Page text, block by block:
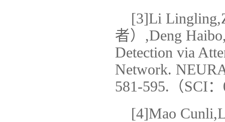
[3]Li
者）,Deng
Detection via
Network.
581-595.（SCI
[4]Mao